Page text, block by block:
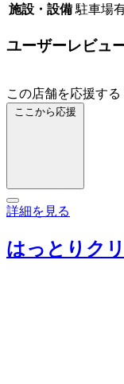
施設・設備 駐車場
ユーザーレビュ
この店舗を応援する
ここから応援
詳細を見る
はっとりク